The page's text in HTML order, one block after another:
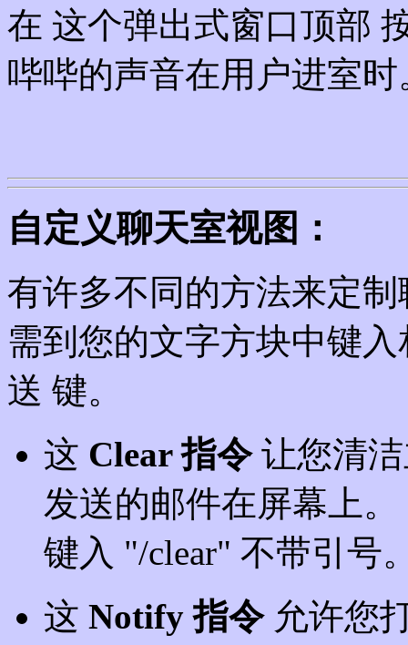
在 这个弹出式窗口顶部
哔哔的声音在用户进室时
自定义聊天室视图：
有许多不同的方法来定
需到您的文字方块中键
送 键。
这 Clear 指令让您清洁
发送的邮件在屏幕上。
键入 "/clear" 不带引号
这 Notify 指令允许您